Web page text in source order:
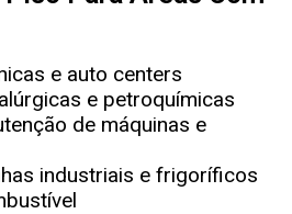
e auto centers
e petroquímicas
de máquinas e
industriais e frigoríficos